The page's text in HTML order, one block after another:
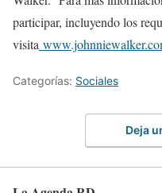
participar, incluyendo los
visita
Categorías: Sociales
Deja